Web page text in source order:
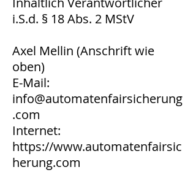
i.S.d. § 18 Abs. 2 MStV
Axel Mellin (Anschrift wie
oben)
E-Mail:
info@automatenfairsicherung
.com
Internet:
https://www.automatenfairsic
herung.com